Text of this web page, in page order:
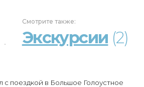
Смотрите также:
Экскурсии (2)
поездкой в Большое Голоустное